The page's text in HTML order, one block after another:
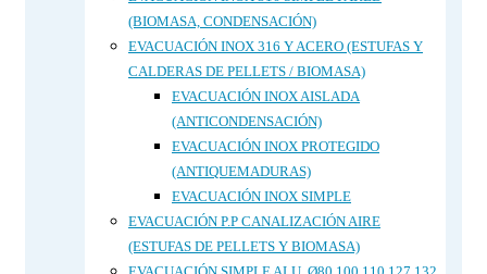
(BIOMASA, CONDENSACIÓN)
EVACUACIÓN INOX 316 Y ACERO (ESTUFAS Y
CALDERAS DE PELLETS / BIOMASA)
EVACUACIÓN INOX AISLADA
(ANTICONDENSACIÓN)
EVACUACIÓN INOX PROTEGIDO
(ANTIQUEMADURAS)
EVACUACIÓN INOX SIMPLE
EVACUACIÓN P.P CANALIZACIÓN AIRE
(ESTUFAS DE PELLETS Y BIOMASA)